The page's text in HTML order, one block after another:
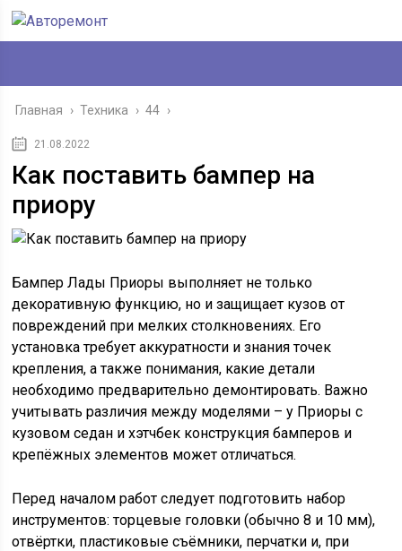
Главная › Техника › 44 ›
21.08.2022
Как поставить бампер на
приору
Бампер Лады Приоры выполняет не только
декоративную функцию, но и защищает кузов от
повреждений при мелких столкновениях. Его
установка требует аккуратности и знания точек
крепления, а также понимания, какие детали
необходимо предварительно демонтировать. Важно
учитывать различия между моделями – у Приоры с
кузовом седан и хэтчбек конструкция бамперов и
крепёжных элементов может отличаться.
Перед началом работ следует подготовить набор
инструментов: торцевые головки (обычно 8 и 10 мм),
отвёртки, пластиковые съёмники, перчатки и, при